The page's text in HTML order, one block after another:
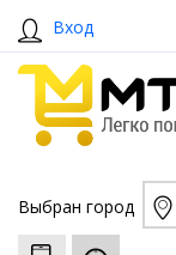
Вход
Выбран город